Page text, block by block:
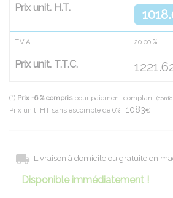
Prix unit. H.T.
T.V.A. 20.00 %
Prix unit. T.T.C.
(*) Prix -6 % compris pour paiement comptant
Prix unit. HT sans escompte de 6% : 1083€
Livraison à domicile ou gratuite en
Disponible immédiatement !